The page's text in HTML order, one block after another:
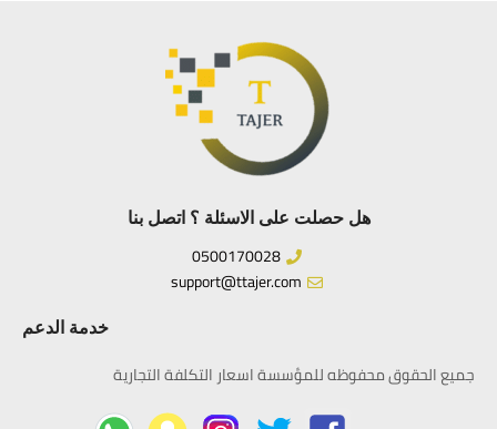
هل حصلت على الاسئلة ؟ اتصل بنا
0500170028
support@ttajer.com
خدمة الدعم
جميع الحقوق محفوظه للمؤسسة اسعار التكلفة التجارية